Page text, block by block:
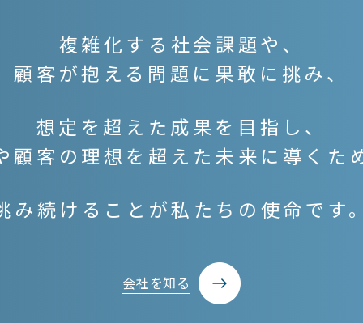
複雑化する社会課題や、
顧客が抱える問題に果敢に挑み、
想定を超えた成果を目指し、
顧客の理想を超えた未来に導くた
み続けることが私たちの使命です
会社を知る